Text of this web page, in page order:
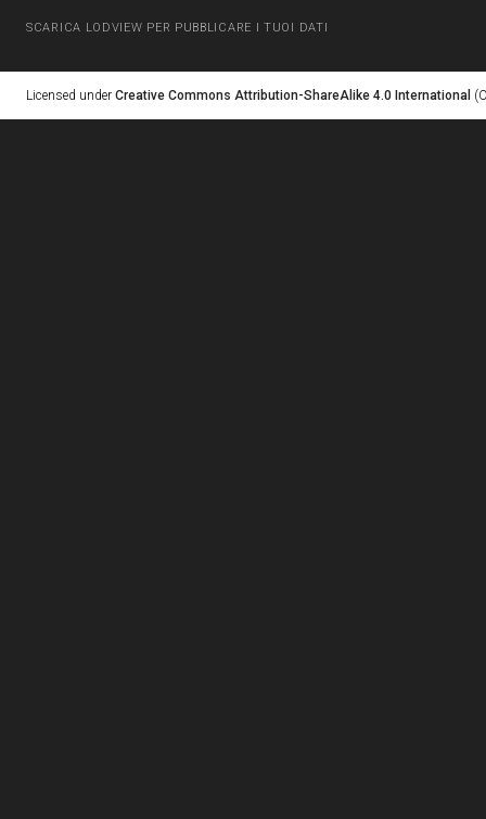
SCARICA LODVIEW PER PUBBLICARE I TUOI DATI
Licensed under Creative Commons Attribution-ShareAlike 4.0 International